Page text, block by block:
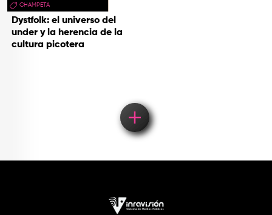
CHAMPETA
Dystfolk: el universo del
under y la herencia de la
cultura picotera